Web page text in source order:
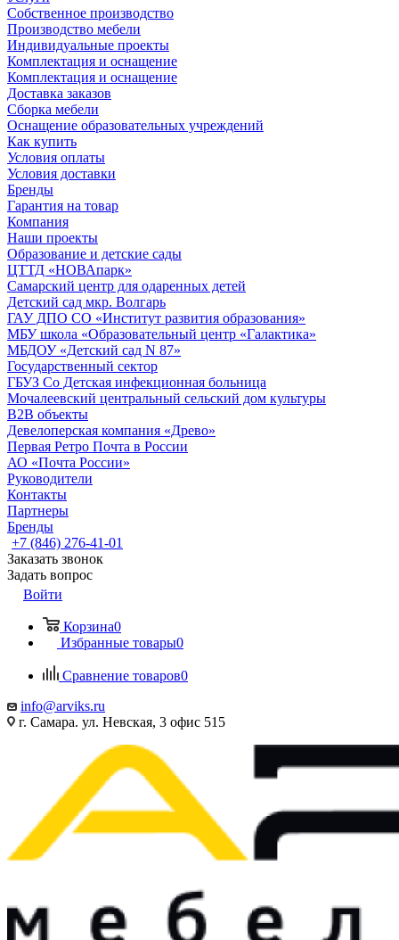
Собственное производство
Производство мебели
Индивидуальные проекты
Комплектация и оснащение
Комплектация и оснащение
Доставка заказов
Сборка мебели
Оснащение образовательных учреждений
Как купить
Условия оплаты
Условия доставки
Бренды
Гарантия на товар
Компания
Наши проекты
Образование и детские сады
ЦТТД «НОВАпарк»
Самарский центр для одаренных детей
Детский сад мкр. Волгарь
ГАУ ДПО СО «Институт развития образования»
МБУ школа «Образовательный центр «Галактика»
МБДОУ «Детский сад N 87»
Государственный сектор
ГБУЗ Со Детская инфекционная больница
Мочалеевский центральный сельский дом культуры
B2B объекты
Девелоперская компания «Древо»
Первая Ретро Почта в России
АО «Почта России»
Руководители
Контакты
Партнеры
Бренды
+7 (846) 276-41-01
Заказать звонок
Задать вопрос
Войти
Корзина0
Избранные товары0
Сравнение товаров0
info@arviks.ru
г. Самара. ул. Невская, 3 офис 515